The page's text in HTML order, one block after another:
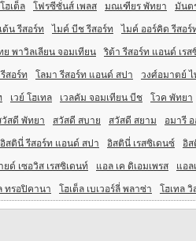
ฮเต็ล โฟรซีซั่นส์ เพลส มณเฑียร พัทยา มันต
ด้น รีสอร์ท ไมค์ บีช รีสอร์ท ไมค์ ออร์คิด รีสอร์
ย พาวิลเลียน จอมเทียน ริต้า รีสอร์ท แอนด์ เรส
สอร์ท โลมา รีสอร์ท แอนด์ สปา วงศ์อมาตย์ ไ
เวย์ โฮเทล เวลคัม จอมเทียน บีช โวค พัทยา
วัสดี พัทยา สวัสดี สบาย สวัสดี สยาม อมารี
อิสตินี่ รีสอร์ท แอนด์ สปา อิสตินี่ เรสซิเดนซ์ อิ
ด์ เซอวิส เรสซิเดนท์ แอล เค ดิเอมเพรส แอล
ทรอปิคานา โฮเต็ล เบเวอร์ลี่ พลาซ่า โฮเทล